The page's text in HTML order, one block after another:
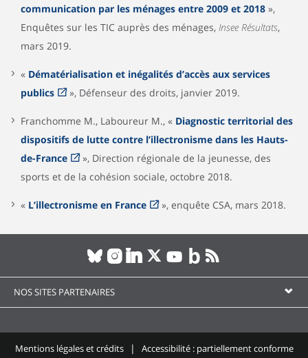
communication par les ménages entre 2009 et 2018 »,
Enquêtes sur les TIC auprès des ménages, Insee Résultats,
mars 2019.
« Dématérialisation et inégalités d’accès aux services
publics
», Défenseur des droits, janvier 2019.
Franchomme M., Laboureur M., « Diagnostic territorial des
dispositifs de lutte contre l’illectronisme dans les Hauts-
de-France
», Direction régionale de la jeunesse, des
sports et de la cohésion sociale, octobre 2018.
« L’illectronisme en France », enquête CSA, mars 2018.
NOS SITES PARTENAIRES
Mentions légales et crédits Accessibilité : partiellement conforme